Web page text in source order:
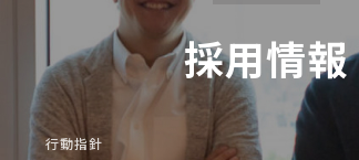
採用情報
行動指針